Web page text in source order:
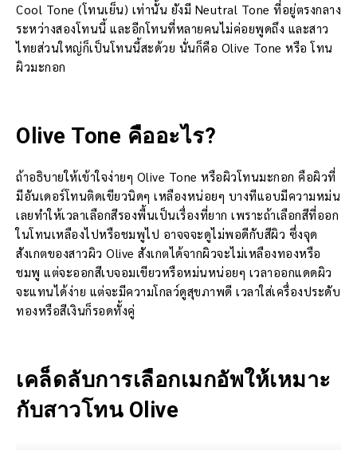
Cool Tone (โทนเย็น) เท่านั้น ยังมี Neutral Tone ที่อยู่ตรงกลาง
ระหว่างสองโทนนี้ และอีกโทนที่หลายคนไม่ค่อยพูดถึง และสาว
ไทยส่วนใหญ่ก็เป็นโทนนี้สะด้วย นั่นก็คือ Olive Tone หรือ โทน
ผิวมะกอก
Olive Tone คืออะไร?
ถ้าอธิบายให้เข้าใจง่ายๆ Olive Tone หรือผิวโทนมะกอก คือผิวที่
มีอันเดอร์โทนติดเขียวนิดๆ เหลืองหน่อยๆ บางทีแอบมีความหม่น
เลยทำให้เวลาเลือกสีรองพื้นเป็นเรื่องที่ยาก เพราะถ้าเลือกสีที่ออก
ในโทนเหลืองไปหรือชมพูไป อาจจจะดูไม่พอดีกับสีผิว ซึ่งจุด
สังเกตของสาวผิว Olive สังเกตได้จากผิวจะไม่เหลืองทองหรือ
ชมพู แต่จะออกสีเบจอมเขียวหรือหม่นหน่อยๆ เวลาออกแดดผิว
จะแทนได้ง่าย แต่จะมีความโกลว์ดูสุขภาพดี เวลาใส่เครื่องประดับ
ทองหรือสีเงินก็รอดทั้งคู่
เคล็ดลับการเลือกเมกอัพให้เหมาะ
กับสาวโทน Olive